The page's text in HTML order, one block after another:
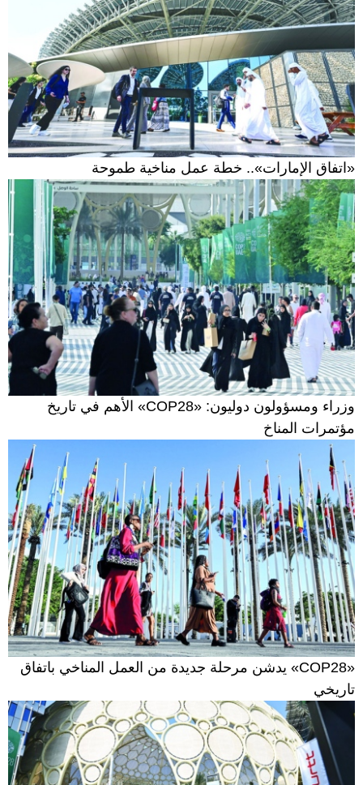
«اتفاق الإمارات».. خطة عمل مناخية طموحة
وزراء ومسؤولون دوليون: «COP28» الأهم في تاريخ
مؤتمرات المناخ
«COP28» يدشن مرحلة جديدة من العمل المناخي باتفاق
تاريخي